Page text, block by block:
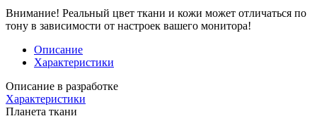
Внимание! Реальный цвет ткани и кожи может отличаться по
тону в зависимости от настроек вашего монитора!
Описание
Характеристики
Описание в разработке
Характеристики
Планета ткани